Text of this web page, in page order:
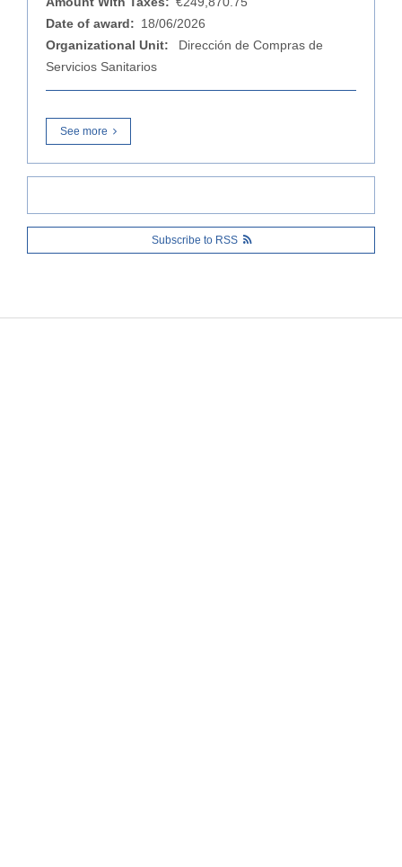
Date of award: 18/06/2026
Organizational Unit:
Dirección de Compras de
Servicios Sanitarios
See more
Subscribe to RSS